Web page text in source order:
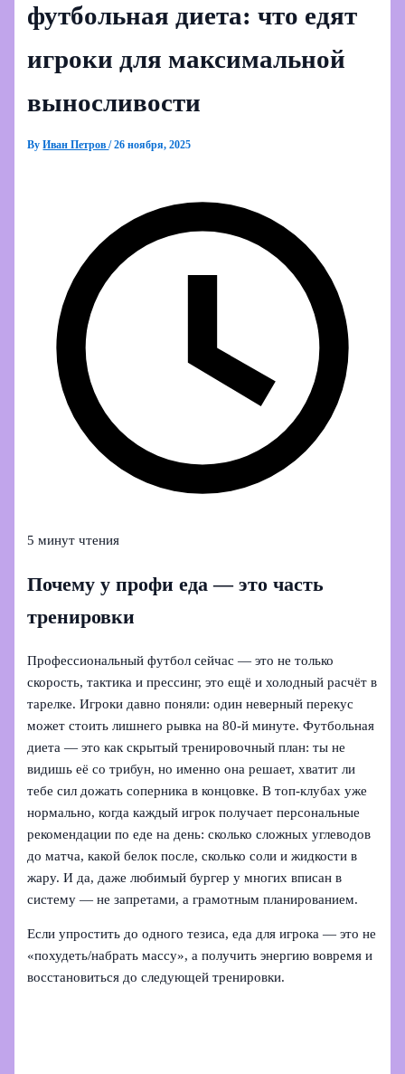
футбольная диета: что едят
игроки для максимальной
выносливости
ByИван Петров/26 ноября, 2025
5 минут чтения
Почему у профи еда — это часть
тренировки
Профессиональный футбол сейчас — это не только
скорость, тактика и прессинг, это ещё и холодный расчёт в
тарелке. Игроки давно поняли: один неверный перекус
может стоить лишнего рывка на 80‑й минуте. Футбольная
диета — это как скрытый тренировочный план: ты не
видишь её со трибун, но именно она решает, хватит ли
тебе сил дожать соперника в концовке. В топ‑клубах уже
нормально, когда каждый игрок получает персональные
рекомендации по еде на день: сколько сложных углеводов
до матча, какой белок после, сколько соли и жидкости в
жару. И да, даже любимый бургер у многих вписан в
систему — не запретами, а грамотным планированием.
Если упростить до одного тезиса, еда для игрока — это не
«похудеть/набрать массу», а получить энергию вовремя и
восстановиться до следующей тренировки.